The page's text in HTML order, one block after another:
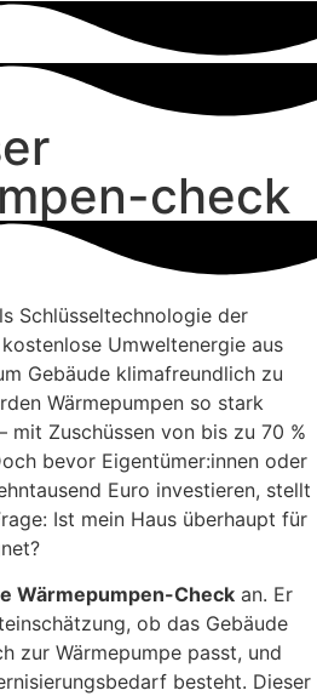
check
Schlüsseltechnologie der
Umweltenergie aus
Gebäude klimafreundlich zu
Wärmepumpen so stark
Zuschüssen von bis zu 70 %
bevor Eigentümer:innen oder
Euro investieren, stellt
Ist mein Haus überhaupt für
Wärmepumpen-Check an. Er
ob das Gebäude
zur Wärmepumpe passt, und
besteht. Dieser